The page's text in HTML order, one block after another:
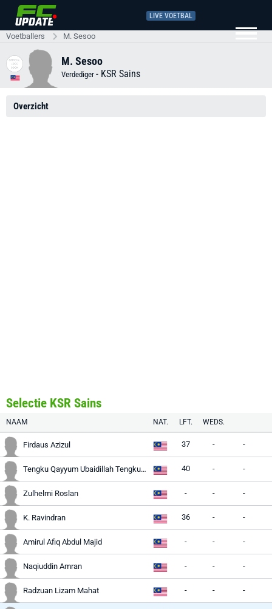
LIVE VOETBAL
Voetballers M. Sesoo
M. Sesoo
Verdediger - KSR Sains
Overzicht
Selectie KSR Sains
NAAM NAT. LFT. WEDS.
Firdaus Azizul 37 - -
Tengku Qayyum Ubaidillah Tengku Ahmad 40 - -
Zulhelmi Roslan - - -
K. Ravindran 36 - -
Amirul Afiq Abdul Majid - - -
Naqiuddin Amran - - -
Radzuan Lizam Mahat - - -